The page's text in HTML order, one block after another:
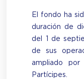
El fondo ha
duración de
del 1 de
de sus
ampliado
Partícipes.